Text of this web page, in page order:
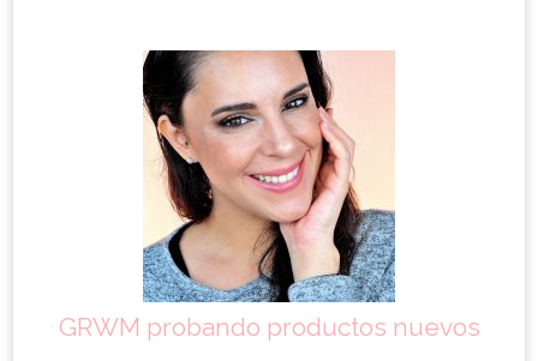
GRWM probando productos nuevos